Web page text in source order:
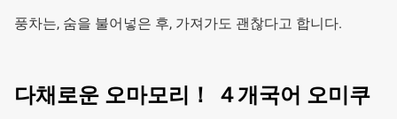
풍차는, 숨을 불어넣은 후, 가져가도 괜찮다고 합니다.
다채로운 오마모리！ ４개국어 오미쿠